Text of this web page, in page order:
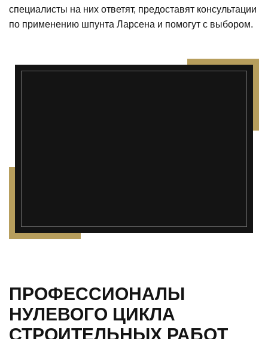
специалисты на них ответят, предоставят консультации
по применению шпунта Ларсена и помогут с выбором.
ПРОФЕССИОНАЛЫ
НУЛЕВОГО ЦИКЛА
СТРОИТЕЛЬНЫХ РАБОТ